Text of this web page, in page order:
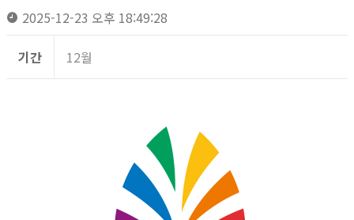
2025-12-23 오후 18:49:28
기간 12월